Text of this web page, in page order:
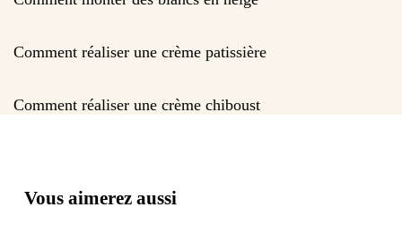
Comment réaliser une crème patissière
Comment réaliser une crème chiboust
Vous aimerez aussi